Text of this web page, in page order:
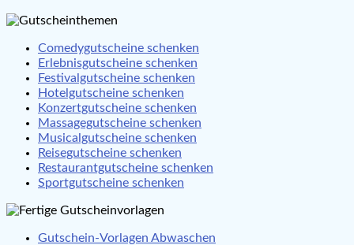
Comedygutscheine schenken
Erlebnisgutscheine schenken
Festivalgutscheine schenken
Hotelgutscheine schenken
Konzertgutscheine schenken
Massagegutscheine schenken
Musicalgutscheine schenken
Reisegutscheine schenken
Restaurantgutscheine schenken
Sportgutscheine schenken
Gutschein-Vorlagen Abwaschen